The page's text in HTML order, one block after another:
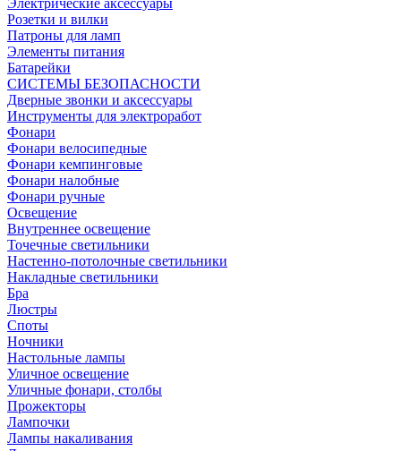
Электрические аксессуары
Розетки и вилки
Патроны для ламп
Элементы питания
Батарейки
СИСТЕМЫ БЕЗОПАСНОСТИ
Дверные звонки и аксессуары
Инструменты для электроработ
Фонари
Фонари велосипедные
Фонари кемпинговые
Фонари налобные
Фонари ручные
Освещение
Внутреннее освещение
Точечные светильники
Настенно-потолочные светильники
Накладные светильники
Бра
Люстры
Споты
Ночники
Настольные лампы
Уличное освещение
Уличные фонари, столбы
Прожекторы
Лампочки
Лампы накаливания